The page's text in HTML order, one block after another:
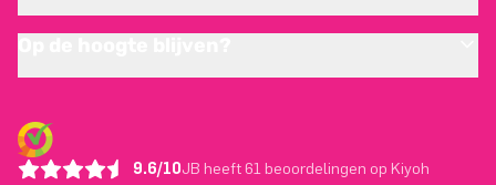
9.6/10JB heeft 61 beoordelingen op Kiyoh